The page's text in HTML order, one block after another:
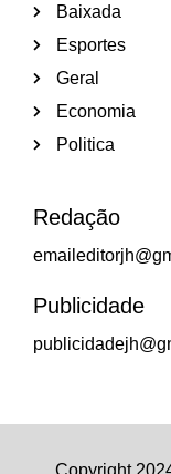
Baixada
Esportes
Geral
Economia
Politica
Redação
Publicidade
Copyright